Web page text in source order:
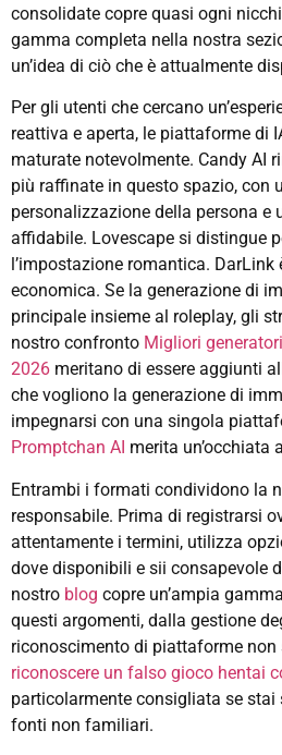
consolidate copre quasi ogni
gamma completa nella nostra
un’idea di ciò che è attualmente
Per gli utenti che cercano
reattiva e aperta, le piattaforme di
maturate notevolmente. Candy AI
più raffinate in questo spazio, con
personalizzazione della persona e
affidabile. Lovescape si distingue
l’impostazione romantica.
economica. Se la generazione di
principale insieme al roleplay, gli
nostro confronto Migliori
2026 meritano di essere aggiunti
che vogliono la generazione di
impegnarsi con una singola
Promptchan AI merita un’occhiata
Entrambi i formati condividono la
responsabile. Prima di registrarsi
attentamente i termini, utilizza
dove disponibili e sii consapevole
nostro blog copre un’ampia
questi argomenti, dalla gestione
riconoscimento di piattaforme non
riconoscere un falso gioco hentai
particolarmente consigliata se
fonti non familiari.